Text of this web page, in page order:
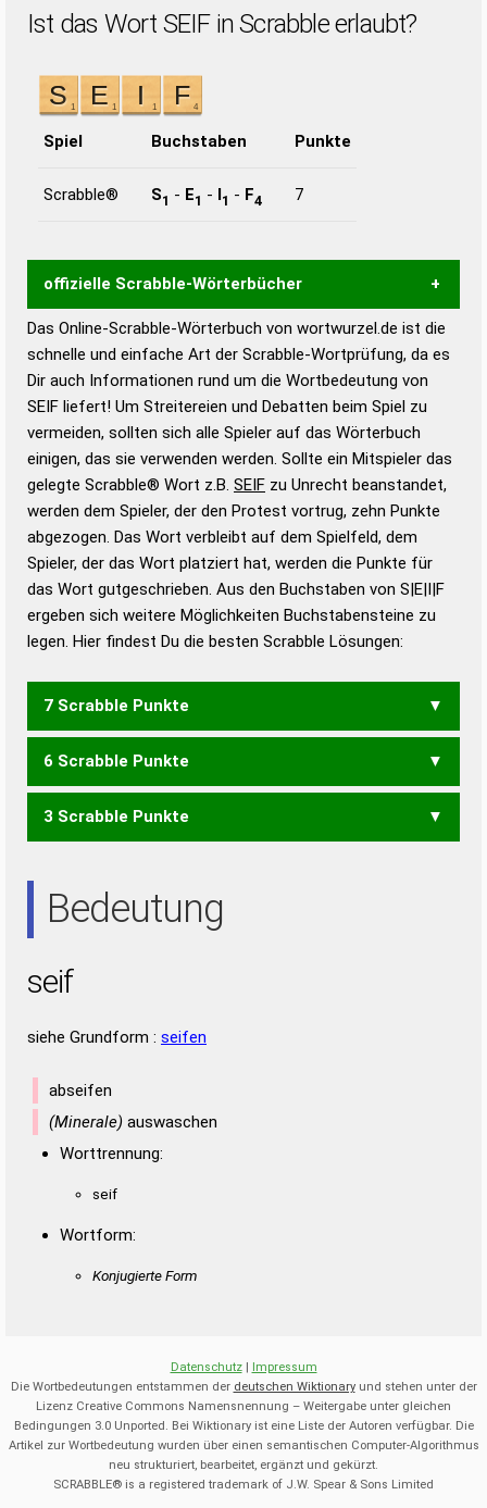
Ist das Wort SEIF in Scrabble erlaubt?
Spiel Buchstaben Punkte
Scrabble® S1 - E1 - I1 - F4 7
offizielle Scrabble-Wörterbücher
Wortwurzel liefert mit Hilfe eines semantischen
Wortanalyse-Algorithmus gute Anhaltspunkte zu
Wortbedeutung, Worttrennung und Wortform, um die
Gültigkeit eines Wortes für das Scrabble-Spiel zu
bestimmen!
zugelassene Turnier Scrabble-
Wörterbücher sind:
Duden – Standardwerk in 12 Bänden
Duden – Richtiges und gutes
Deutsch
Duden – Die deutsche Grammatik
Duden – Deutsches
Universalwörterbuch
Das Online-Scrabble-Wörterbuch von wortwurzel.de ist die
schnelle und einfache Art der Scrabble-Wortprüfung, da es
Dir auch Informationen rund um die Wortbedeutung von
SEIF liefert! Um Streitereien und Debatten beim Spiel zu
vermeiden, sollten sich alle Spieler auf das Wörterbuch
einigen, das sie verwenden werden. Sollte ein Mitspieler das
gelegte Scrabble® Wort z.B. SEIF zu Unrecht beanstandet,
werden dem Spieler, der den Protest vortrug, zehn Punkte
abgezogen. Das Wort verbleibt auf dem Spielfeld, dem
Spieler, der das Wort platziert hat, werden die Punkte für
das Wort gutgeschrieben. Aus den Buchstaben von S|E|I|F
ergeben sich weitere Möglichkeiten Buchstabensteine zu
legen. Hier findest Du die besten Scrabble Lösungen:
7 Scrabble Punkte
FIES
6 Scrabble Punkte
FEI FES FIS
3 Scrabble Punkte
Bedeutung
seif
siehe Grundform : seifen
abseifen
(Minerale) auswaschen
Worttrennung:
seif
Wortform:
Konjugierte Form
Datenschutz| Impressum
Die Wortbedeutungen entstammen der deutschen Wiktionaryund stehen unter der
Lizenz Creative Commons Namensnennung – Weitergabe unter gleichen
Bedingungen 3.0 Unported. Bei Wiktionary ist eine Liste der Autoren verfügbar. Die
Artikel zur Wortbedeutung wurden über einen semantischen Computer-Algorithmus
neu strukturiert, bearbeitet, ergänzt und gekürzt.
SCRABBLE® is a registered trademark of J.W. Spear & Sons Limited